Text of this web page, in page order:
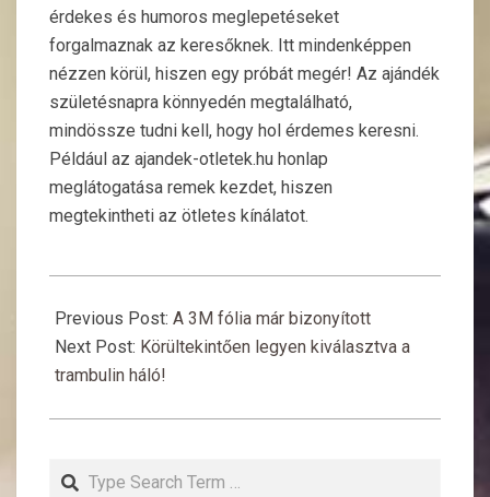
érdekes és humoros meglepetéseket
forgalmaznak az keresőknek. Itt mindenképpen
nézzen körül, hiszen egy próbát megér! Az ajándék
születésnapra könnyedén megtalálható,
mindössze tudni kell, hogy hol érdemes keresni.
Például az ajandek-otletek.hu honlap
meglátogatása remek kezdet, hiszen
megtekintheti az ötletes kínálatot.
02-
04
Previous Post: A 3M fólia már bizonyított
Next Post: Körültekintően legyen kiválasztva a
trambulin háló!
Search